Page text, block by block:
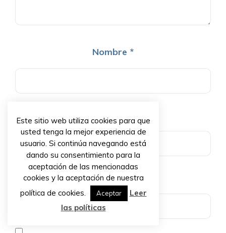
Nombre *
Web
Este sitio web utiliza cookies para que
usted tenga la mejor experiencia de
usuario. Si continúa navegando está
dando su consentimiento para la
aceptación de las mencionadas
cookies y la aceptación de nuestra
política de cookies.
Aceptar
Leer
las políticas